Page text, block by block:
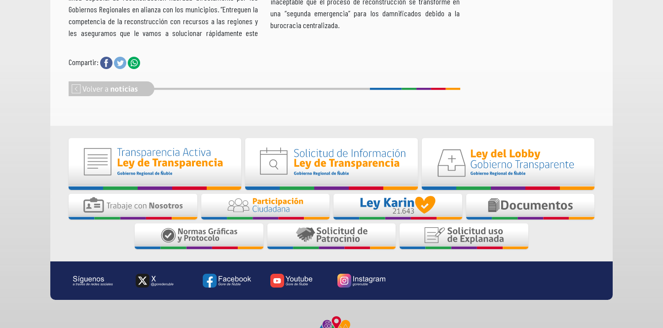
Gobiernos Regionales en alianza con los municipios. “Entreguen la
competencia de la reconstrucción con recursos a las regiones y
les aseguramos que le vamos a solucionar rápidamente este
una “segunda emergencia” para los damnificados debido a la
burocracia centralizada.
Compartir: